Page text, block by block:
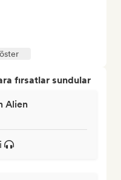
fırsatlar sundular
Alien